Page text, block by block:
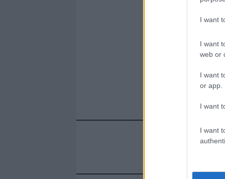
I want
I want
web or
I want
or app.
I want
I want